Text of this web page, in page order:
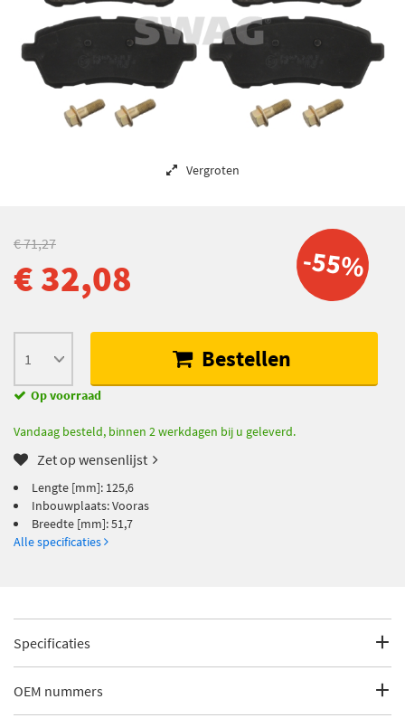
Vergroten
-55%
€ 71,27
€ 32,08
Bestellen
Op voorraad
Vandaag besteld, binnen 2 werkdagen bij u geleverd.
Zet op wensenlijst
Lengte [mm]: 125,6
Inbouwplaats: Vooras
Breedte [mm]: 51,7
Alle specificaties
Specificaties
Fabrikantcode
OEM nummers